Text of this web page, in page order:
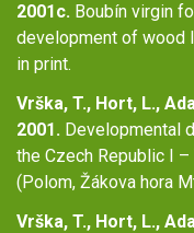
2001c. Boubín virgin
development of wood
in print.
Vrška, T., Hort, L.,
2001. Developmental
the Czech Republic I
(Polom, Žákova hora
Vrška, T., Hort, L.,